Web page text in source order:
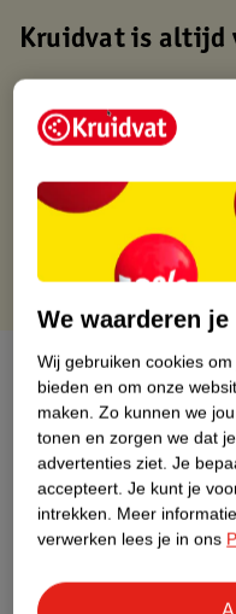
Kruidvat is altijd
Op werkdagen voor
Gratis thuisbezorgd
Gratis retourneren
Gratis punten met je
Over dit product
Productinformatie
Etiketinformatie
Dit
We waarderen
Wij gebruiken cookies
bieden en om onze
maken. Zo kunnen we
tonen en zorgen we dat
advertenties ziet. Je
accepteert. Je kunt je
intrekken. Meer
verwerken lees je in ons